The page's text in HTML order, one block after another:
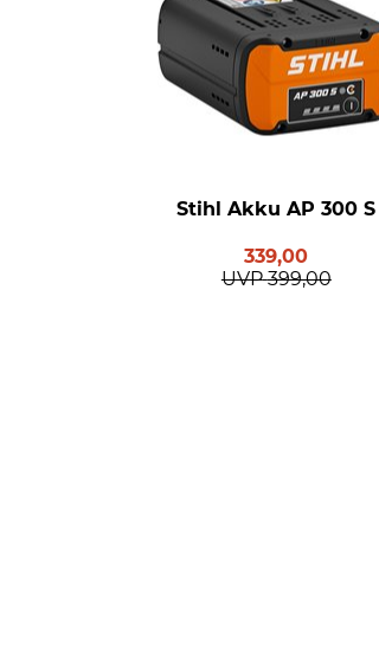
Stihl Akku AP 300 S
339,00
UVP 399,00